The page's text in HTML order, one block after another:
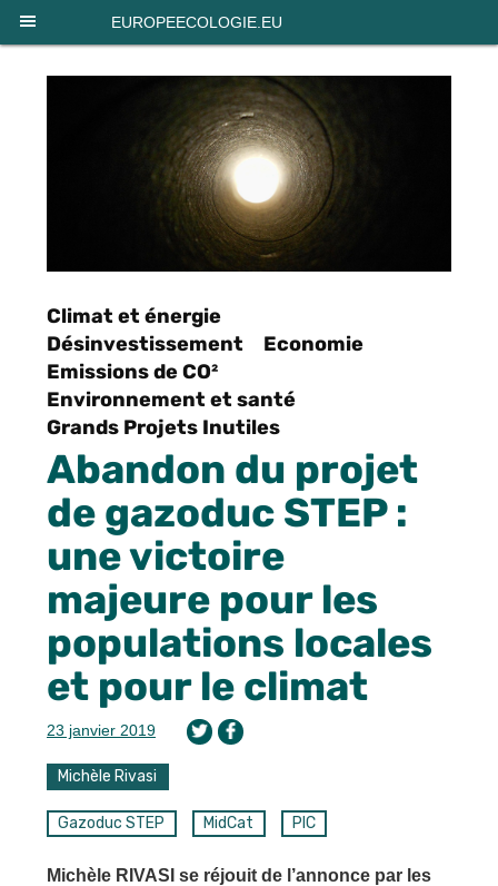
EUROPEECOLOGIE.EU
Climat et énergie
Désinvestissement
Economie
Emissions de CO²
Environnement et santé
Grands Projets Inutiles
Abandon du projet
de gazoduc STEP :
une victoire
majeure pour les
populations locales
et pour le climat
23 janvier 2019
Michèle Rivasi
Gazoduc STEP MidCat PIC
Michèle RIVASI se réjouit de l’annonce par les